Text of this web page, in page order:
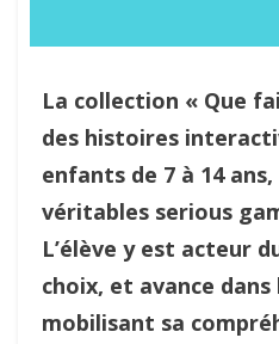
La collection « Que
des histoires
enfants de 7 à 14
véritables serious
L’élève y est acteur
choix, et avance dans
mobilisant sa